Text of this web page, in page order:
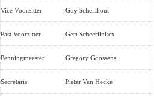
Vice Voorzitter Guy Schelfhout
Past Voorzitter Gert Scheerlinkcx
Penningmeester Gregory Goossens
Secretaris Pieter Van Hecke